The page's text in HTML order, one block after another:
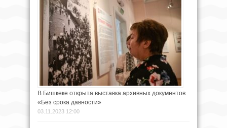
В Бишкеке открыта выставка архивных документов
«Без срока давности»
03.11.2023 12:00